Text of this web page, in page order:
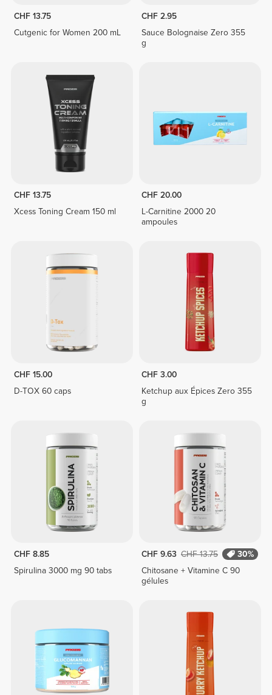
CHF 13.75
Cutgenic for Women 200 mL
CHF 2.95
Sauce Bolognaise Zero 355
g
CHF 13.75
Xcess Toning Cream 150 ml
CHF 20.00
L-Carnitine 2000 20
ampoules
CHF 15.00
D-TOX 60 caps
CHF 3.00
Ketchup aux Épices Zero 355
g
CHF 8.85
Spirulina 3000 mg 90 tabs
CHF 9.63 CHF 13.75
30%
Chitosane + Vitamine C 90
gélules